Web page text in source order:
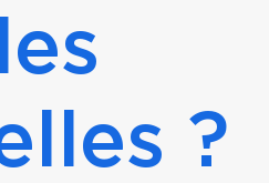
?